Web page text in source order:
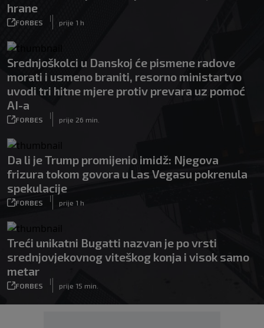
hrane
FORBES
|
prije 1 h
Srednjoškolci u Danskoj će pismene radove
morati i usmeno braniti, resorno ministartvo
uvodi tri hitne mjere protiv prevara uz pomoć
AI-a
FORBES
|
prije 26 min.
Da li je Trump promijenio imidž: Njegova
frizura tokom govora u Las Vegasu pokrenula
spekulacije
FORBES
|
prije 1 h
Treći unikatni Bugatti nazvan je po vrsti
srednjovjekovnog viteškog konja i visok samo
metar
FORBES
|
prije 15 min.